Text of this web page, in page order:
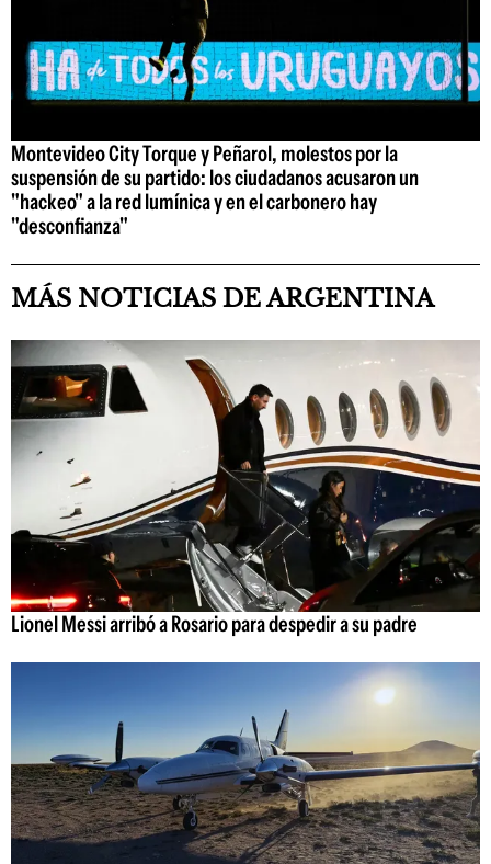
Montevideo City Torque y Peñarol, molestos por la
suspensión de su partido: los ciudadanos acusaron un
"hackeo" a la red lumínica y en el carbonero hay
"desconfianza"
MÁS NOTICIAS DE ARGENTINA
Lionel Messi arribó a Rosario para despedir a su padre